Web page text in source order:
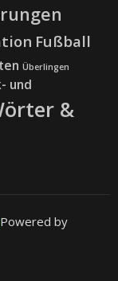
Fußball
Überlingen
und
&
by